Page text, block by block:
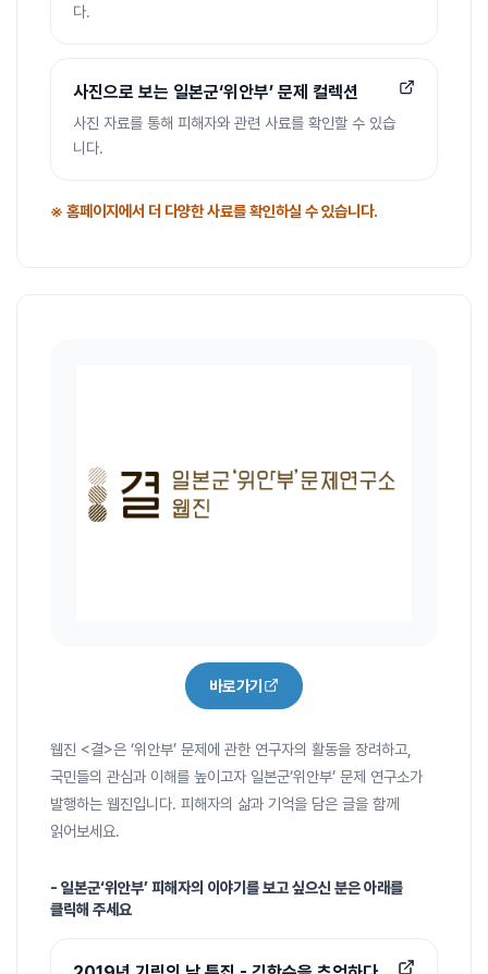
다.
사진으로 보는 일본군‘위안부’ 문제 컬렉션
사진 자료를 통해 피해자와 관련 사료를 확인할 수 있습
니다.
※ 홈페이지에서 더 다양한 사료를 확인하실 수 있습니다.
바로가기
웹진 <결>은 ‘위안부’ 문제에 관한 연구자의 활동을 장려하고,
국민들의 관심과 이해를 높이고자 일본군‘위안부’ 문제 연구소가
발행하는 웹진입니다. 피해자의 삶과 기억을 담은 글을 함께
읽어보세요.
- 일본군‘위안부’ 피해자의 이야기를 보고 싶으신 분은 아래를
클릭해 주세요